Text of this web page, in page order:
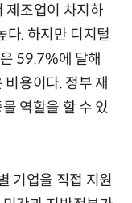
제조업이 차지하
다. 하지만 디지털
59.7%에 달해
용이다. 정부 재
역할을 할 수 있
기업을 직접 지원